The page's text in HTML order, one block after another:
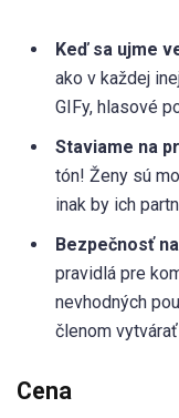
Keď sa ujme
ako v každej
GIFy, hlasové
Staviame na
tón! Ženy sú
inak by ich
Bezpečnosť
pravidlá pre
nevhodných
členom
Cena